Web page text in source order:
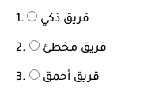
قريق ذكي
قريق مخطئ
قريق أحمق